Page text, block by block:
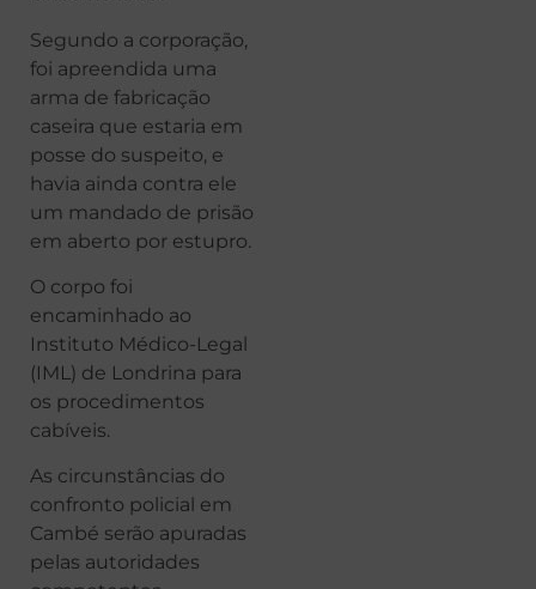
Segundo a corporação,
foi apreendida uma
arma de fabricação
caseira que estaria em
posse do suspeito, e
havia ainda contra ele
um mandado de prisão
em aberto por estupro.
O corpo foi
encaminhado ao
Instituto Médico-Legal
(IML) de Londrina para
os procedimentos
cabíveis.
As circunstâncias do
confronto policial em
Cambé serão apuradas
pelas autoridades